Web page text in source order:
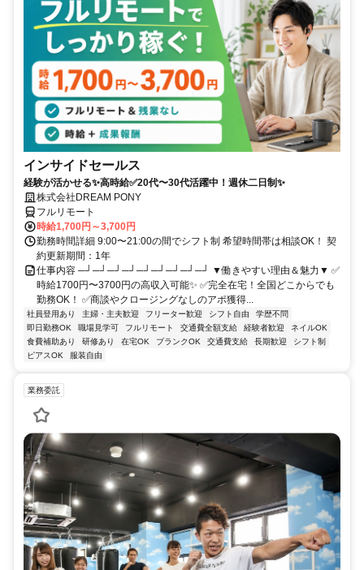
インサイドセールス
経験が活かせる✨高時給✅20代〜30代活躍中！週休二日制✨
株式会社DREAM PONY
フルリモート
時給1,700円～3,700円
勤務時間詳細 9:00〜21:00の間でシフト制 希望時間帯は相談OK！ 契
約更新期間：1年
仕事内容 ─┘─┘─┘─┘─┘─┘─┘─┘─┘ ▼働きやすい理由＆魅力▼ ✅
時給1700円〜3700円の高収入可能✨ ✅完全在宅！全国どこからでも
勤務OK！ ✅商談やクロージングなしのアポ獲得...
社員登用あり 主婦・主夫歓迎 フリーター歓迎 シフト自由
学歴不問
即日勤務OK
職場見学可 フルリモート 交通費全額支給 経験者歓迎
ネイルOK
食費補助あり
研修あり 在宅OK ブランクOK 交通費支給 長期歓迎
シフト制
ピアスOK
服装自由
業務委託